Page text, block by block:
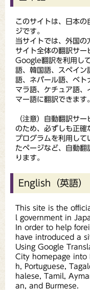
このサイトは、日本
ジです。
当サイトでは、外国の
サイト全体の翻訳サー
Google翻訳を利用し
語、韓国語、スペイン
語、ネパール語、ベト
マラ語、ケチュア語、
マー語に翻訳できます。
（注意）自動翻訳サ
のため、必ずしも正確
プログラムを利用して
たページなど、自動翻
ります。
English（英語）
This site is the
l government in
In order to help
have introduced a
Using Google
City homepage into
h, Portuguese,
halese, Tamil,
an, and Burmese.